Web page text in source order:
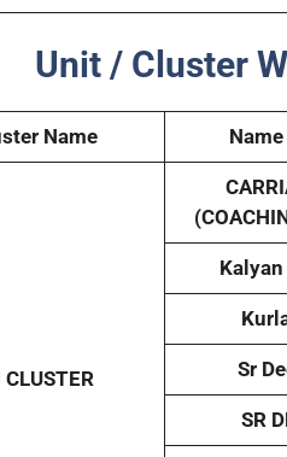
Unit / Cluster
Name
Sr
SR